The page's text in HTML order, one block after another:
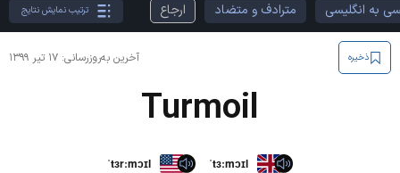
به انگلیسی مترادف و متضاد ارجاع ترتیب نمایش نتایج
آخرین به‌روزرسانی: ۱۷ تیر ۱۳۹۹ ذخیره
Turmoil
ˈtɜrːmɔɪl ˈtɜːmɔɪl